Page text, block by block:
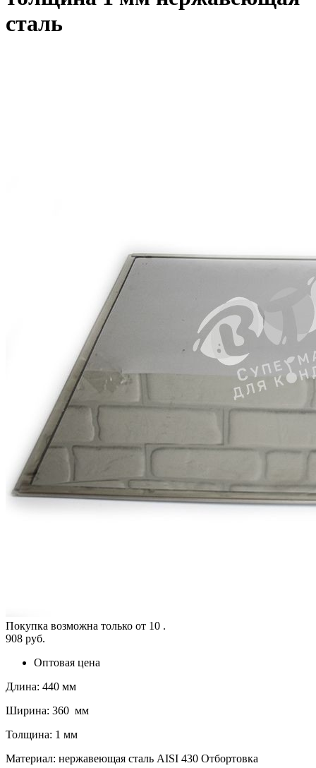
сталь
Покупка возможна только от 10 .
908 руб.
Оптовая цена
Длина: 440 мм
Ширина: 360 мм
Толщина: 1 мм
Материал: нержавеющая сталь AISI 430 Отбортовка